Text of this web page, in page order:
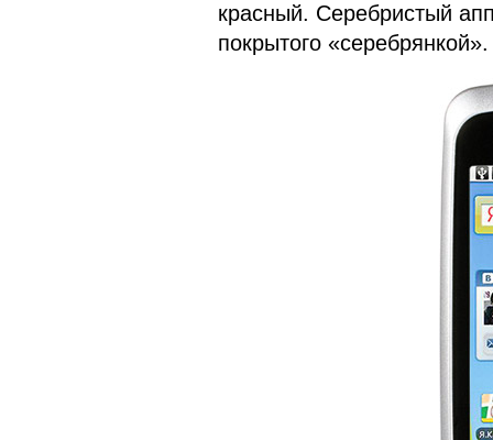
красный. Серебристый
покрытого «серебрянкой».